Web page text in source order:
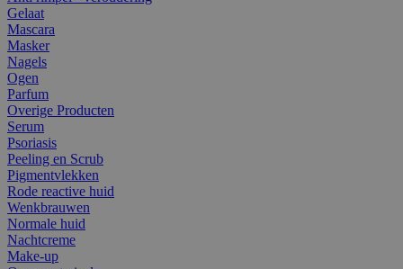
Gelaat
Mascara
Masker
Nagels
Ogen
Parfum
Overige Producten
Serum
Psoriasis
Peeling en Scrub
Pigmentvlekken
Rode reactive huid
Wenkbrauwen
Normale huid
Nachtcreme
Make-up